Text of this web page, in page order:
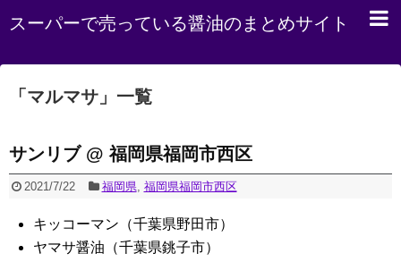
スーパーで売っている醤油のまとめサイト
「 マルマサ 」 一覧
サンリブ @ 福岡県福岡市西区
2021/7/22 福岡県, 福岡県福岡市西区
キッコーマン（千葉県野田市）
ヤマサ醤油（千葉県銚子市）